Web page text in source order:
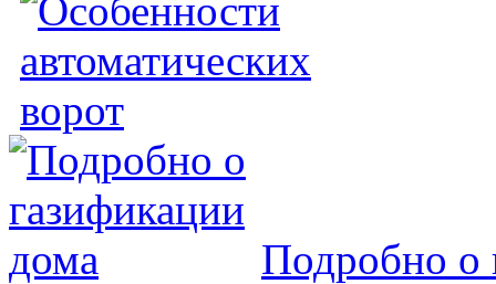
Подробно о